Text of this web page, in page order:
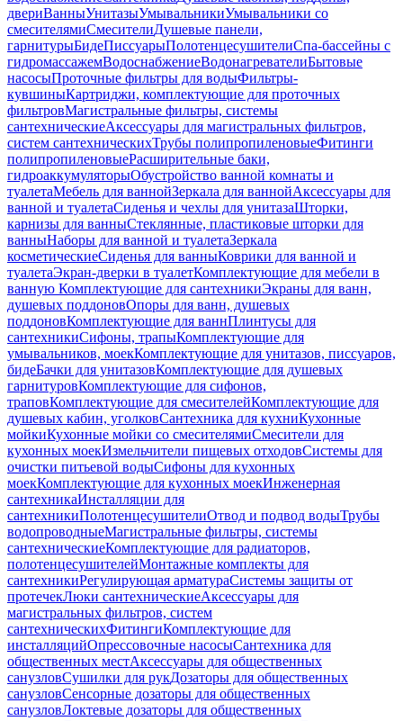
двериВанныУнитазыУмывальникиУмывальники со
смесителямиСмесителиДушевые панели,
гарнитурыБидеПиссуарыПолотенцесушителиСпа-бассейны с
гидромассажемВодоснабжениеВодонагревателиБытовые
насосыПроточные фильтры для водыФильтры-
кувшиныКартриджи, комплектующие для проточных
фильтровМагистральные фильтры, системы
сантехническиеАксессуары для магистральных фильтров,
систем сантехническихТрубы полипропиленовыеФитинги
полипропиленовыеРасширительные баки,
гидроаккумуляторыОбустройство ванной комнаты и
туалетаМебель для ваннойЗеркала для ваннойАксессуары для
ванной и туалетаСиденья и чехлы для унитазаШторки,
карнизы для ванныСтеклянные, пластиковые шторки для
ванныНаборы для ванной и туалетаЗеркала
косметическиеСиденья для ванныКоврики для ванной и
туалетаЭкран-дверки в туалетКомплектующие для мебели в
ванную Комплектующие для сантехникиЭкраны для ванн,
душевых поддоновОпоры для ванн, душевых
поддоновКомплектующие для ваннПлинтусы для
сантехникиСифоны, трапыКомплектующие для
умывальников, моекКомплектующие для унитазов, писсуаров,
бидеБачки для унитазовКомплектующие для душевых
гарнитуровКомплектующие для сифонов,
траповКомплектующие для смесителейКомплектующие для
душевых кабин, уголковСантехника для кухниКухонные
мойкиКухонные мойки со смесителямиСмесители для
кухонных моекИзмельчители пищевых отходовСистемы для
очистки питьевой водыСифоны для кухонных
моекКомплектующие для кухонных моекИнженерная
сантехникаИнсталляции для
сантехникиПолотенцесушителиОтвод и подвод водыТрубы
водопроводныеМагистральные фильтры, системы
сантехническиеКомплектующие для радиаторов,
полотенцесушителейМонтажные комплекты для
сантехникиРегулирующая арматураСистемы защиты от
протечекЛюки сантехническиеАксессуары для
магистральных фильтров, систем
сантехническихФитингиКомплектующие для
инсталляцийОпрессовочные насосыСантехника для
общественных местАксессуары для общественных
санузловСушилки для рукДозаторы для общественных
санузловСенсорные дозаторы для общественных
санузловЛоктевые дозаторы для общественных